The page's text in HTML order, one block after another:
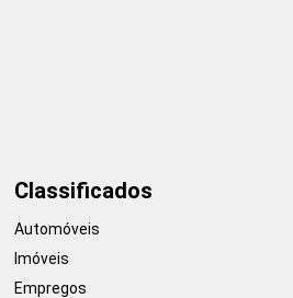
Classificados
Automóveis
Imóveis
Empregos